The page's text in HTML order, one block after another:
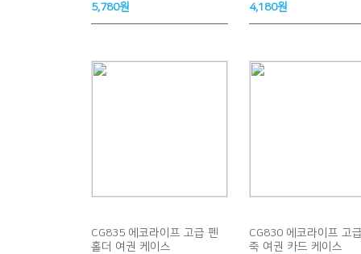
5,780원 4,180원
CG835 에코라이프 고급 펜
홀더 여권 케이스
CG830 에코라이프 고
죽 여권 카드 케이스